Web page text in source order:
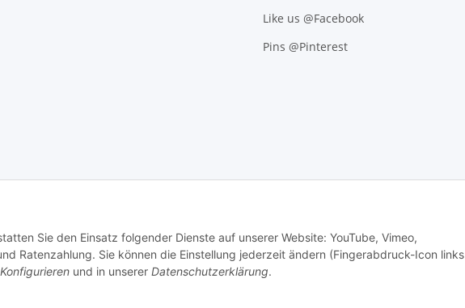
Sie den Einsatz folgender Dienste auf unserer Website: YouTube, Vimeo,
Ratenzahlung. Sie können die Einstellung jederzeit ändern (Fingerabdruck-Icon links
Konfigurieren und in unserer Datenschutzerklärung.
Like us @Facebook
Pins @Pinterest
zzgl.